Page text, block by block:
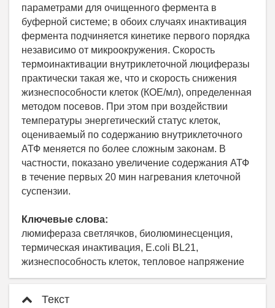
параметрами для очищенного фермента в
буферной системе; в обоих случаях инактивация
фермента подчиняется кинетике первого порядка
независимо от микроокружения. Скорость
термоинактивации внутриклеточной люциферазы
практически такая же, что и скорость снижения
жизнеспособности клеток (КОЕ/мл), определенная
методом посевов. При этом при воздействии
температуры энергетический статус клеток,
оцениваемый по содержанию внутриклеточного
АТФ меняется по более сложным законам. В
частности, показано увеличение содержания АТФ
в течение первых 20 мин нагревания клеточной
суспензии.
Ключевые слова:
люмифераза светлячков, биолюминесценция,
термическая инактивация, E.coli BL21,
жизнеспособность клеток, тепловое напряжение
Текст